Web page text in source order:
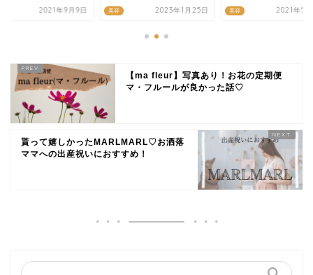
2021年9月9日 美容 2023年1月25日 美容 2021年5
【ma fleur】写真あり！お花の定期便
マ・フルールが良かった話♡
貰って嬉しかったMARLMARL♡お洒落
ママへの出産祝いにおすすめ！